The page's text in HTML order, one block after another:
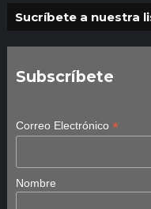
Sucríbete a nuestra
Subscríbete
Correo Electrónico*
Nombre